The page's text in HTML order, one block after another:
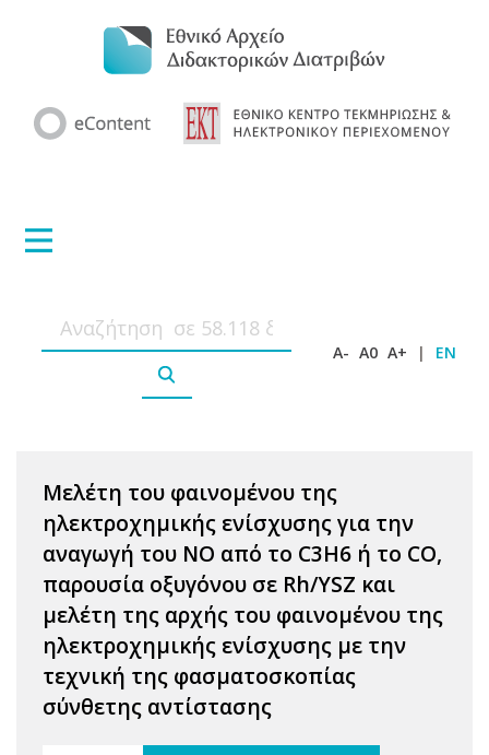
A- A0 A+ | EN
Μελέτη του φαινομένου της
ηλεκτροχημικής ενίσχυσης για την
αναγωγή του NO από το C3H6 ή το CO,
παρουσία οξυγόνου σε Rh/YSZ και
μελέτη της αρχής του φαινομένου της
ηλεκτροχημικής ενίσχυσης με την
τεχνική της φασματοσκοπίας
σύνθετης αντίστασης